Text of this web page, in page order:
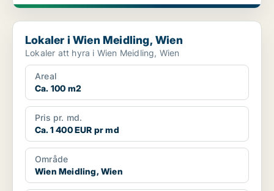
Lokaler i Wien Meidling, Wien
Lokaler i Wien Meidling, Wien
Lokaler att hyra i Wien Meidling, Wien
Areal
Ca. 100 m2
Pris pr. md.
Ca. 1 400 EUR pr md
Område
Wien Meidling, Wien